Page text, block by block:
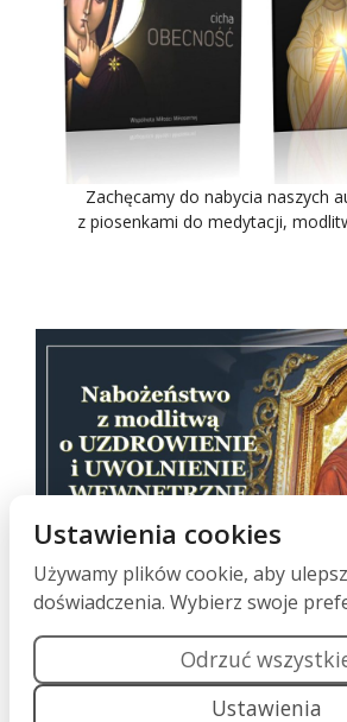
Zachęcamy do nabycia naszych
z piosenkami do medytacji,
Nabożeństwo z modlitwą o
w Sanktuarium Matki Pięknej
Ustawienia cookies
Używamy plików cookie, aby
doświadczenia. Wybierz swoje
Odrzuć
Ustawienia